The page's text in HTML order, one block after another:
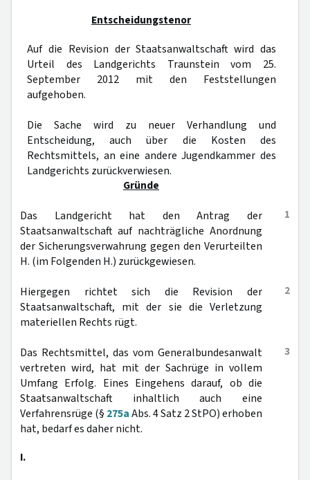
Entscheidungstenor
Auf die Revision der Staatsanwaltschaft wird das
Urteil des Landgerichts Traunstein vom 25.
September 2012 mit den Feststellungen
aufgehoben.
Die Sache wird zu neuer Verhandlung und
Entscheidung, auch über die Kosten des
Rechtsmittels, an eine andere Jugendkammer des
Landgerichts zurückverwiesen.
Gründe
1
Das Landgericht hat den Antrag der
Staatsanwaltschaft auf nachträgliche Anordnung
der Sicherungsverwahrung gegen den Verurteilten
H. (im Folgenden H.) zurückgewiesen.
2
Hiergegen richtet sich die Revision der
Staatsanwaltschaft, mit der sie die Verletzung
materiellen Rechts rügt.
3
Das Rechtsmittel, das vom Generalbundesanwalt
vertreten wird, hat mit der Sachrüge in vollem
Umfang Erfolg. Eines Eingehens darauf, ob die
Staatsanwaltschaft inhaltlich auch eine
Verfahrensrüge (§ 275aAbs. 4 Satz 2 StPO) erhoben
hat, bedarf es daher nicht.
I.